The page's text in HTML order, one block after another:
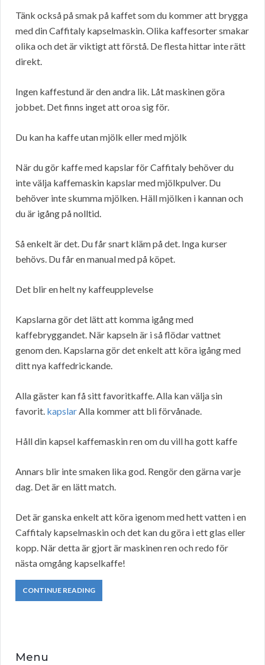
Tänk också på smak på kaffet som du kommer att brygga
med din Caffitaly kapselmaskin. Olika kaffesorter smakar
olika och det är viktigt att förstå. De flesta hittar inte rätt
direkt.
Ingen kaffestund är den andra lik. Låt maskinen göra
jobbet. Det finns inget att oroa sig för.
Du kan ha kaffe utan mjölk eller med mjölk
När du gör kaffe med kapslar för Caffitaly behöver du
inte välja kaffemaskin kapslar med mjölkpulver. Du
behöver inte skumma mjölken. Häll mjölken i kannan och
du är igång på nolltid.
Så enkelt är det. Du får snart kläm på det. Inga kurser
behövs. Du får en manual med på köpet.
Det blir en helt ny kaffeupplevelse
Kapslarna gör det lätt att komma igång med
kaffebryggandet. När kapseln är i så flödar vattnet
genom den. Kapslarna gör det enkelt att köra igång med
ditt nya kaffedrickande.
Alla gäster kan få sitt favoritkaffe. Alla kan välja sin
favorit. kapslarAlla kommer att bli förvånade.
Håll din kapsel kaffemaskin ren om du vill ha gott kaffe
Annars blir inte smaken lika god. Rengör den gärna varje
dag. Det är en lätt match.
Det är ganska enkelt att köra igenom med hett vatten i en
Caffitaly kapselmaskin och det kan du göra i ett glas eller
kopp. När detta är gjort är maskinen ren och redo för
nästa omgång kapselkaffe!
CONTINUE READING
Menu